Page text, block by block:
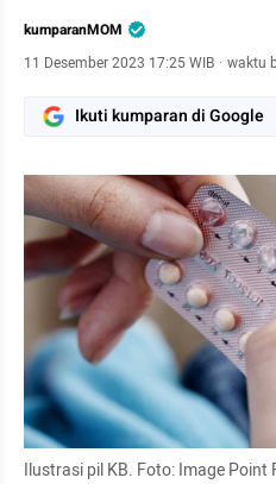
kumparanMOM
11 Desember 2023 17:25 WIB · waktu
Ikuti kumparan di Google
Ilustrasi pil KB. Foto: Image